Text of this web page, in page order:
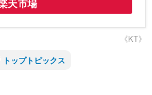
天市場
《KT》
トップトピックス